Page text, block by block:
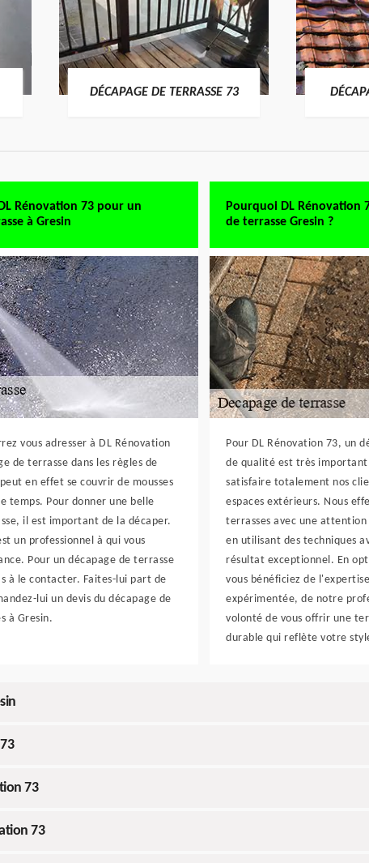
DÉCAPAGE DE TERRASSE 73
Rénovation 73 pour un
à Gresin
vous adresser à DL Rénovation
de terrasse dans les règles de
en effet se couvrir de mousses
temps. Pour donner une belle
il est important de la décaper.
un professionnel à qui vous
Pour un décapage de terrasse
à le contacter. Faites-lui part de
lui un devis du décapage de
à Gresin.
Pourquoi DL Rénovation
de terrasse Gresin ?
Pour DL Rénovation 73, un
de qualité est très
satisfaire totalement nos
espaces extérieurs. Nous
terrasses avec une
en utilisant des techniques
résultat exceptionnel. En
vous bénéficiez de
expérimentée, de notre
volonté de vous offrir une
durable qui reflète votre
73
73